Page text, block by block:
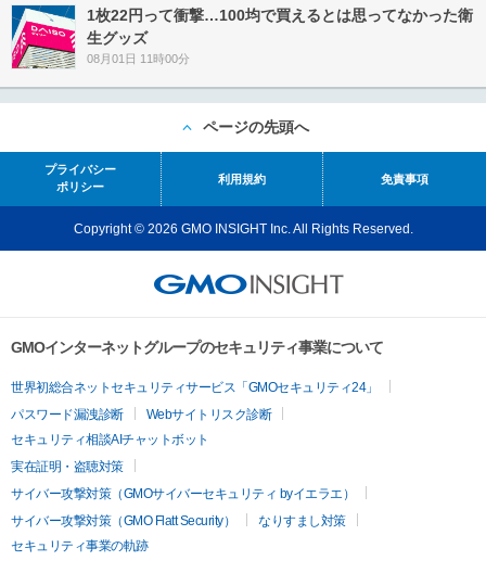
1枚22円って衝撃…100均で買えるとは思ってなかった衛
生グッズ
08月01日 11時00分
ページの先頭へ
プライバシー
ポリシー
利用規約 免責事項
Copyright © 2026 GMO INSIGHT Inc. All Rights Reserved.
GMOインターネットグループのセキュリティ事業について
世界初総合ネットセキュリティサービス「GMOセキュリティ24」
パスワード漏洩診断
Webサイトリスク診断
セキュリティ相談AIチャットボット
実在証明・盗聴対策
サイバー攻撃対策（GMOサイバーセキュリティ byイエラエ）
サイバー攻撃対策（GMO Flatt Security）
なりすまし対策
セキュリティ事業の軌跡